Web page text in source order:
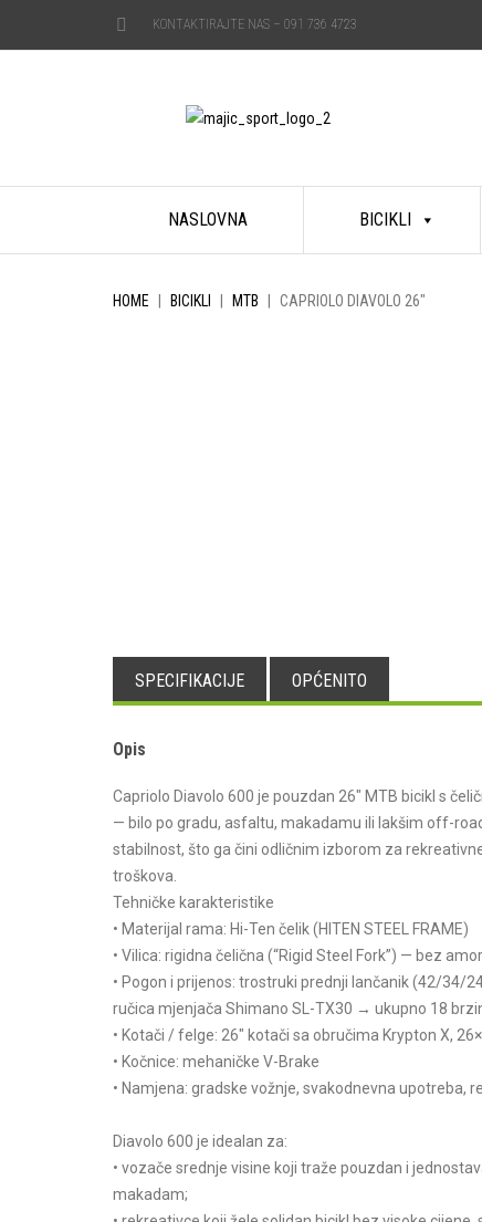
KONTAKTIRAJTE NAS – 091 736 4723
content
NASLOVNA BICIKLI
HOME BICIKLI MTB CAPRIOLO DIAVOLO 26″
SPECIFIKACIJE OPĆENITO
Opis
Capriolo Diavolo 600 je pouzdan 26″ MTB bicikl s
— bilo po gradu, asfaltu, makadamu ili lakšim off-
stabilnost, što ga čini odličnim izborom za
troškova.
Tehničke karakteristike
• Materijal rama: Hi-Ten čelik (HITEN STEEL FRAME)
• Vilica: rigidna čelična (“Rigid Steel Fork”) — bez
• Pogon i prijenos: trostruki prednji lančanik (42/34/
ručica mjenjača Shimano SL-TX30 → ukupno 18
• Kotači / felge: 26″ kotači sa obručima Krypton X,
• Kočnice: mehaničke V-Brake
• Namjena: gradske vožnje, svakodnevna
Diavolo 600 je idealan za:
• vozače srednje visine koji traže pouzdan i
makadam;